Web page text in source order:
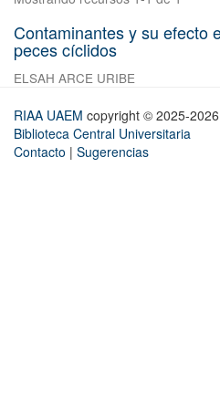
Contaminantes y su efecto
peces cíclidos
ELSAH ARCE URIBE
RIAA UAEM copyright © 2025-2026
Biblioteca Central Universitaria
Contacto | Sugerencias